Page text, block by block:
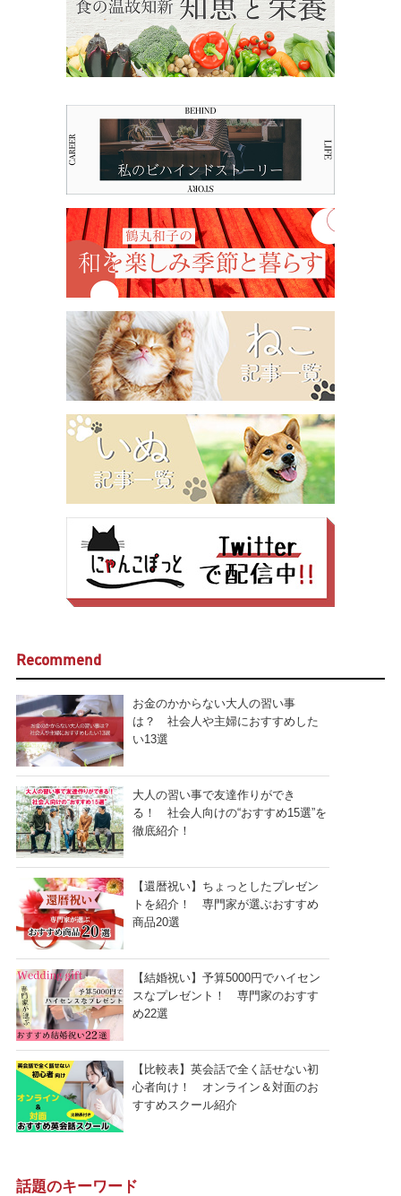
Recommend
お金のかからない大人の習い事
は？ 社会人や主婦におすすめした
い13選
大人の習い事で友達作りができ
る！ 社会人向けの“おすすめ15選”を
徹底紹介！
【還暦祝い】ちょっとしたプレゼン
トを紹介！ 専門家が選ぶおすすめ
商品20選
【結婚祝い】予算5000円でハイセン
スなプレゼント！ 専門家のおすす
め22選
【比較表】英会話で全く話せない初
心者向け！ オンライン＆対面のお
すすめスクール紹介
話題のキーワード